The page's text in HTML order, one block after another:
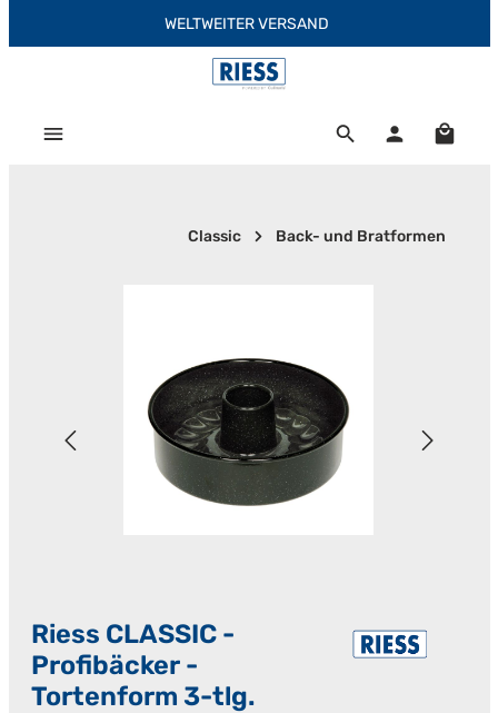
Zum Hauptinhalt springenWELTWEITER VERSAND
Classic Back- und Bratformen
Riess CLASSIC -
Profibäcker -
Tortenform 3-tlg.